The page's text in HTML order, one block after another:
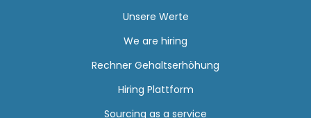
Unsere Werte
We are hiring
Rechner Gehaltserhöhung
Hiring Plattform
Sourcing as a service